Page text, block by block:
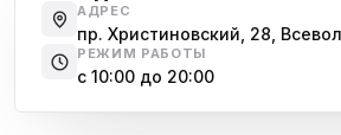
АДРЕС
пр. Христиновский, 28,
РЕЖИМ РАБОТЫ
с 10:00 до 20:00